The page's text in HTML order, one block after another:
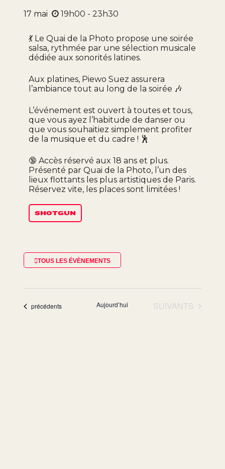
17 mai 19h00 - 23h30
💃 Le Quai de la Photo propose une soirée
salsa, rythmée par une sélection musicale
dédiée aux sonorités latines.
Aux platines, Piewo Suez assurera
l’ambiance tout au long de la soirée 🎶
L’événement est ouvert à toutes et tous,
que vous ayez l’habitude de danser ou
que vous souhaitiez simplement profiter
de la musique et du cadre ! 🕺
🔞 Accès réservé aux 18 ans et plus.
Présenté par Quai de la Photo, l’un des
lieux flottants les plus artistiques de Paris.
Réservez vite, les places sont limitées !
SHOTGUN
TOUS LES ÉVÈNEMENTS
Évènements
précédents Aujourd’hui ÉVÈNEMENTS
SUIVANTS